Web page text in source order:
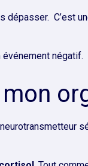
dépasser. C’est
événement négatif.